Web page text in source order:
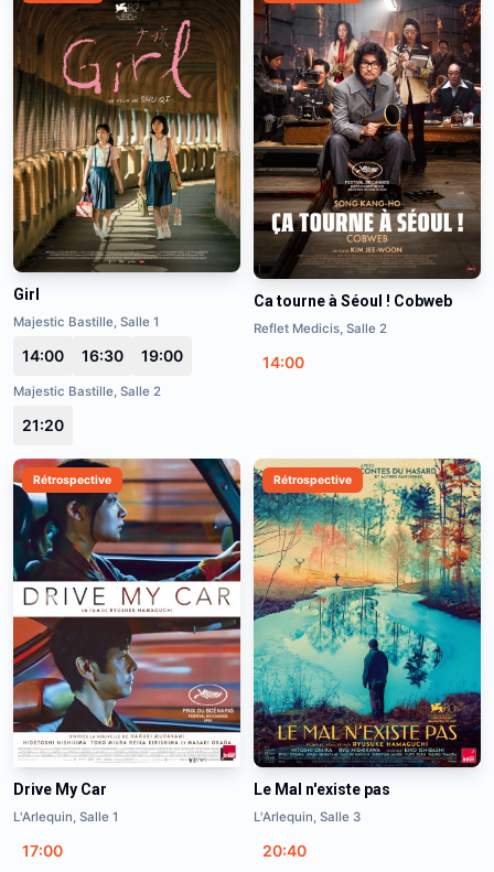
Girl
Majestic Bastille, Salle 1
14:00 16:30 19:00
Majestic Bastille, Salle 2
21:20
Ca tourne à Séoul ! Cobweb
Reflet Medicis, Salle 2
14:00
Rétrospective
Drive My Car
L'Arlequin, Salle 1
17:00
Rétrospective
Le Mal n'existe pas
L'Arlequin, Salle 3
20:40